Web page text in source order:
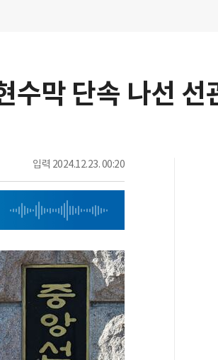
수막 단속 나선 선
입력 2024.12.23. 00:20